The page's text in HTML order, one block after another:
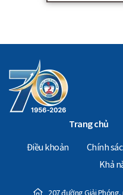
Trang chủ
Điều khoản
Chính
Khả
207 đường Giải Phóng,